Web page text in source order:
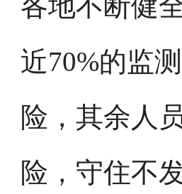
近70%的监
险，其余人
险，守住不